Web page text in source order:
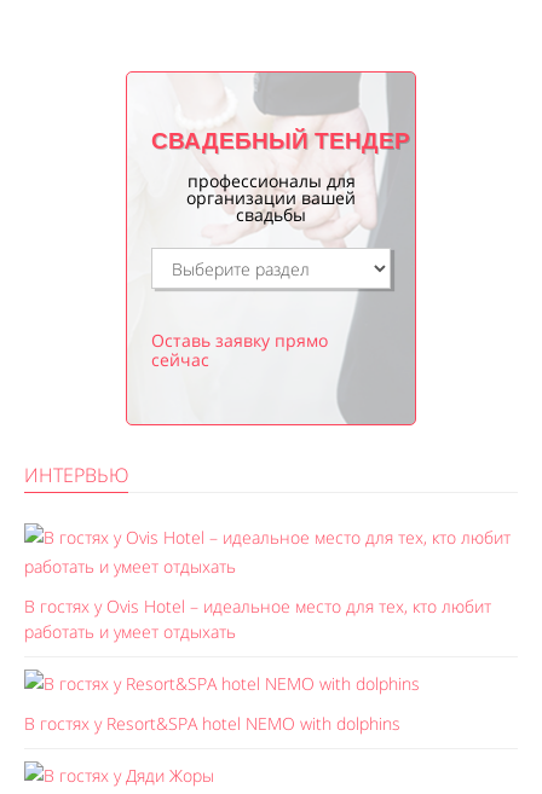
СВАДЕБНЫЙ ТЕНДЕР
профессионалы для
организации вашей
свадьбы
Оставь заявку прямо
сейчас
ИНТЕРВЬЮ
В гостях у Ovis Hotel – идеальное место для тех, кто любит
работать и умеет отдыхать
В гостях у Resort&SPA hotel NEMO with dolphins